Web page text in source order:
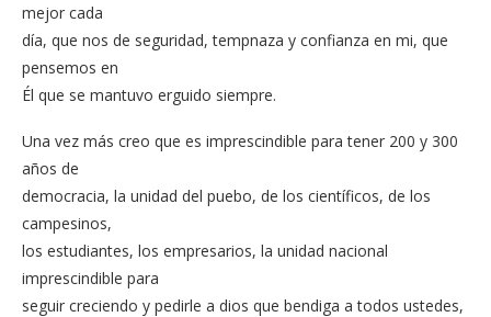
mejor cada
día, que nos de seguridad, tempnaza y confianza en mi, que
pensemos en
Él que se mantuvo erguido siempre.
Una vez más creo que es imprescindible para tener 200 y 300
años de
democracia, la unidad del puebo, de los científicos, de los
campesinos,
los estudiantes, los empresarios, la unidad nacional
imprescindible para
seguir creciendo y pedirle a dios que bendiga a todos ustedes,